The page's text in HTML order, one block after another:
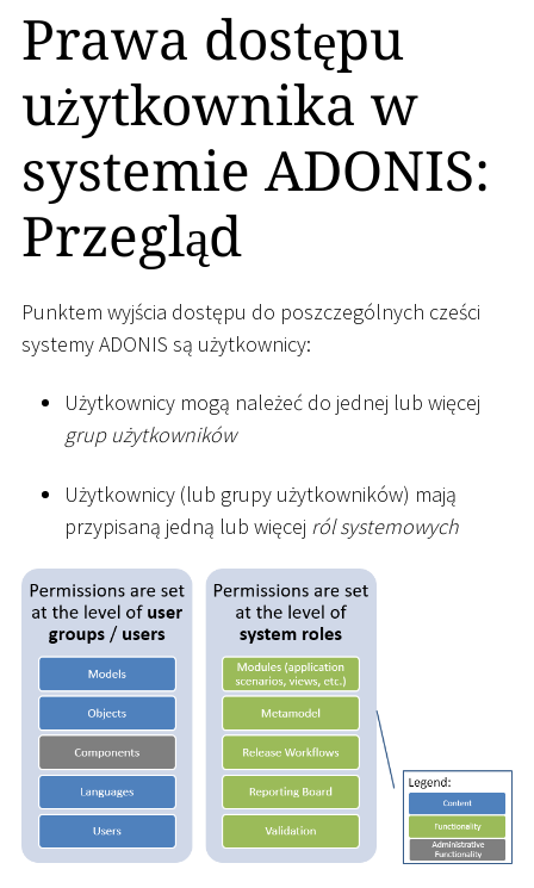
Prawa dostępu
użytkownika w
systemie ADONIS:
Przegląd
Punktem wyjścia dostępu do poszczególnych cześci
systemy ADONIS są użytkownicy:
Użytkownicy mogą należeć do jednej lub więcej
grup użytkowników
Użytkownicy (lub grupy użytkowników) mają
przypisaną jedną lub więcej ról systemowych